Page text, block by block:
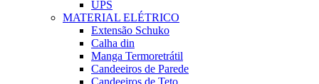
UPS
MATERIAL ELÉTRICO
Extensão Schuko
Calha din
Manga Termoretrátil
Candeeiros de Parede
Candeeiros de Teto